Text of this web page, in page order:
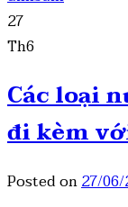
27
Th6
Các loại
đi kèm
Posted on27/